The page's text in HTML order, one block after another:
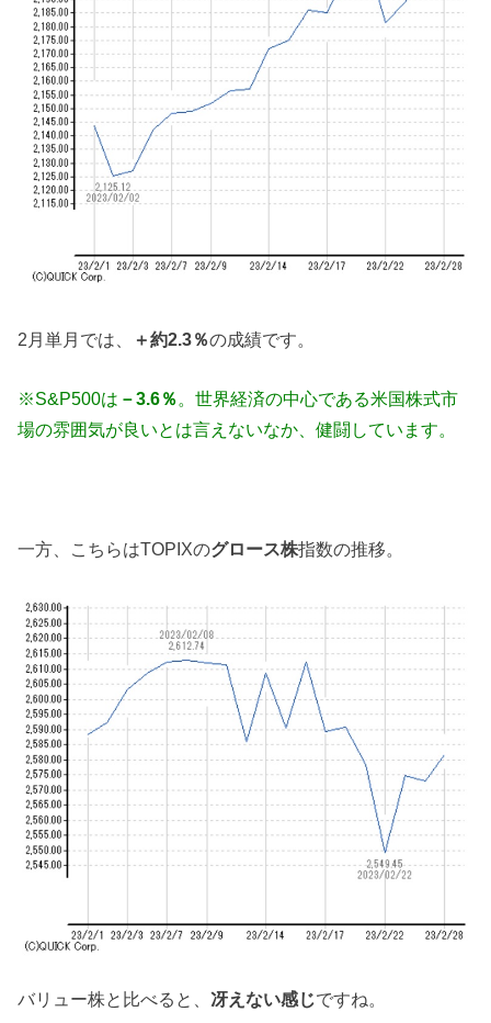
2月単月では、 ＋約2.3％の成績です。
※S&P500は －3.6％ 。世界経済の中心である米国株式市
場の雰囲気が良いとは言えないなか、健闘しています。
一方、こちらはTOPIXのグロース株指数の推移。
バリュー株と比べると、冴えない感じですね。